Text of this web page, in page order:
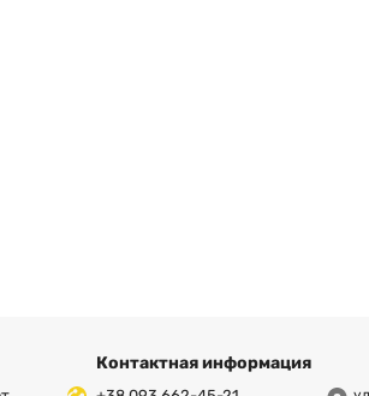
Контактная информация